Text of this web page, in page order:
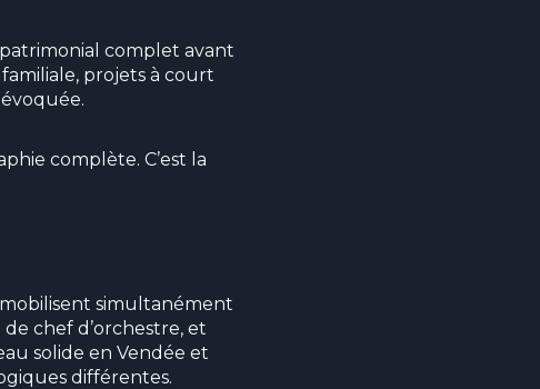
complet avant
projets à court
complète. C’est la
mobilisent simultanément
chef d’orchestre, et
solide en Vendée et
différentes.